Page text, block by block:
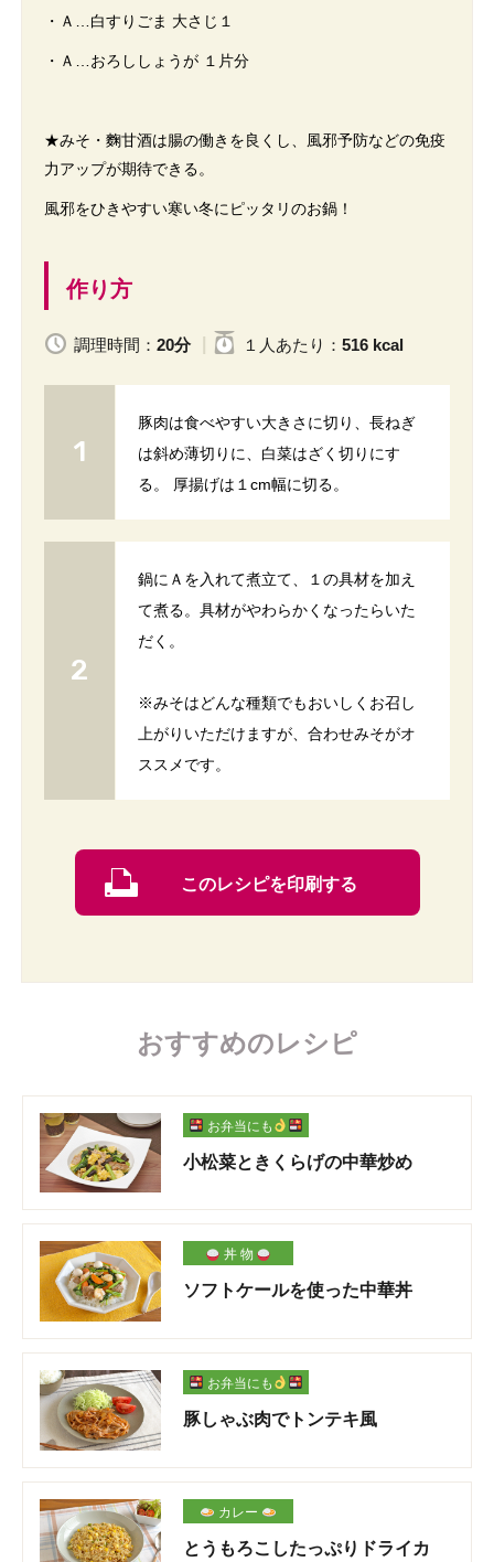
・Ａ…白すりごま 大さじ１
・Ａ…おろししょうが １片分
★みそ・麴甘酒は腸の働きを良くし、風邪予防などの免疫
力アップが期待できる。
風邪をひきやすい寒い冬にピッタリのお鍋！
作り方
調理時間： 20分 １人 あたり ： 516 kcal
豚肉は食べやすい大きさに切り、長ねぎ
は斜め薄切りに、白菜はざく切りにす
る。 厚揚げは１cm幅に切る。
鍋にＡを入れて煮立て、１の具材を加え
て煮る。具材がやわらかくなったらいた
だく。
※みそはどんな種類でもおいしくお召し
上がりいただけますが、合わせみそがオ
ススメです。
このレシピを印刷する
おすすめのレシピ
お弁当にも
小松菜ときくらげの中華炒め
丼 物
ソフトケールを使った中華丼
お弁当にも
豚しゃぶ肉でトンテキ風
カレー
とうもろこしたっぷりドライカ